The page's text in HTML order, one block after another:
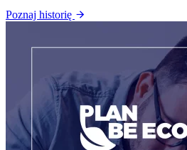
Poznaj historię